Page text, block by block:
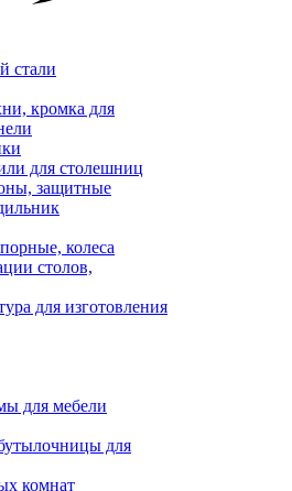
стали
кромка для
для столешниц
защитные
колеса
столов,
для изготовления
для мебели
для
комнат